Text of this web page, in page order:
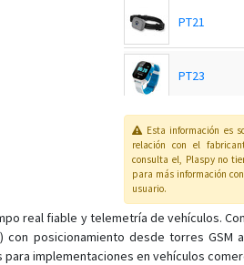
PT21
PT23
PT24
PT28S
Esta información es
relación con el
consulta el, Plaspy no
para más información
usuario.
real fiable y telemetría de vehículos.
con posicionamiento desde torres
implementaciones en vehículos